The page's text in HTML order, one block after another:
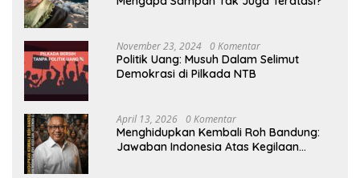
November 23, 2024 0 Komentar
Politik Uang: Musuh Dalam Selimut
Demokrasi di Pilkada NTB
April 13, 2026 0 Komentar
Menghidupkan Kembali Roh Bandung:
Jawaban Indonesia Atas Kegilaan